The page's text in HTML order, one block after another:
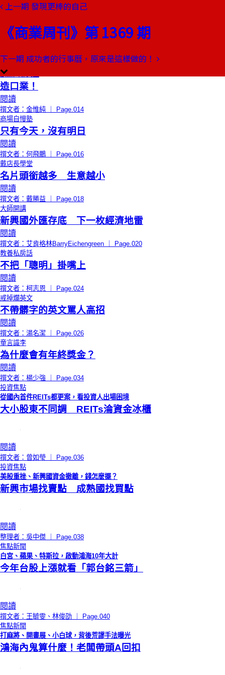
上一期 發現更棒的自己
《商業周刊》第 1369 期
下一期 成功者的行事曆，原來是這樣做的！
本期目錄
限時免費總編輯的話
我說了算！
閱讀
撰文者：郭奕伶 ｜ Page.012
創辦人聊天室
造口業！
閱讀
撰文者：金惟純 ｜ Page.014
商場自慢塾
只有今天，沒有明日
閱讀
撰文者：何飛鵬 ｜ Page.016
戴店長學堂
名片頭銜越多 生意越小
閱讀
撰文者：戴勝益 ｜ Page.018
大師開講
新興國外匯存底 下一枚經濟地雷
閱讀
撰文者：艾肯格林BarryEichengreen ｜ Page.020
教養私房話
不把「聰明」掛嘴上
閱讀
撰文者：柯志恩 ｜ Page.024
戒掉爛英文
不帶髒字的英文罵人高招
閱讀
撰文者：湯名潔 ｜ Page.026
童言識李
為什麼會有年終獎金？
閱讀
撰文者：楊少強 ｜ Page.034
投資焦點
從國內首件REITs都更案，看投資人出場困境
大小股東不同調 REITs淪資金冰櫃
閱讀
撰文者：曾如瑩 ｜ Page.036
投資焦點
美股重挫、新興國資金撤離，錢怎麼擺？
新興市場找賣點 成熟國找買點
閱讀
整理者：吳中傑 ｜ Page.038
焦點新聞
白宮、蘋果、特斯拉，啟動鴻海10年大計
今年台股上漲就看「郭台銘三箭」
閱讀
撰文者：王毓雯、林俊劭 ｜ Page.040
焦點新聞
打麻將、開畫展、小白球，背後荒謬手法曝光
鴻海內鬼算什麼！老闆帶頭A回扣